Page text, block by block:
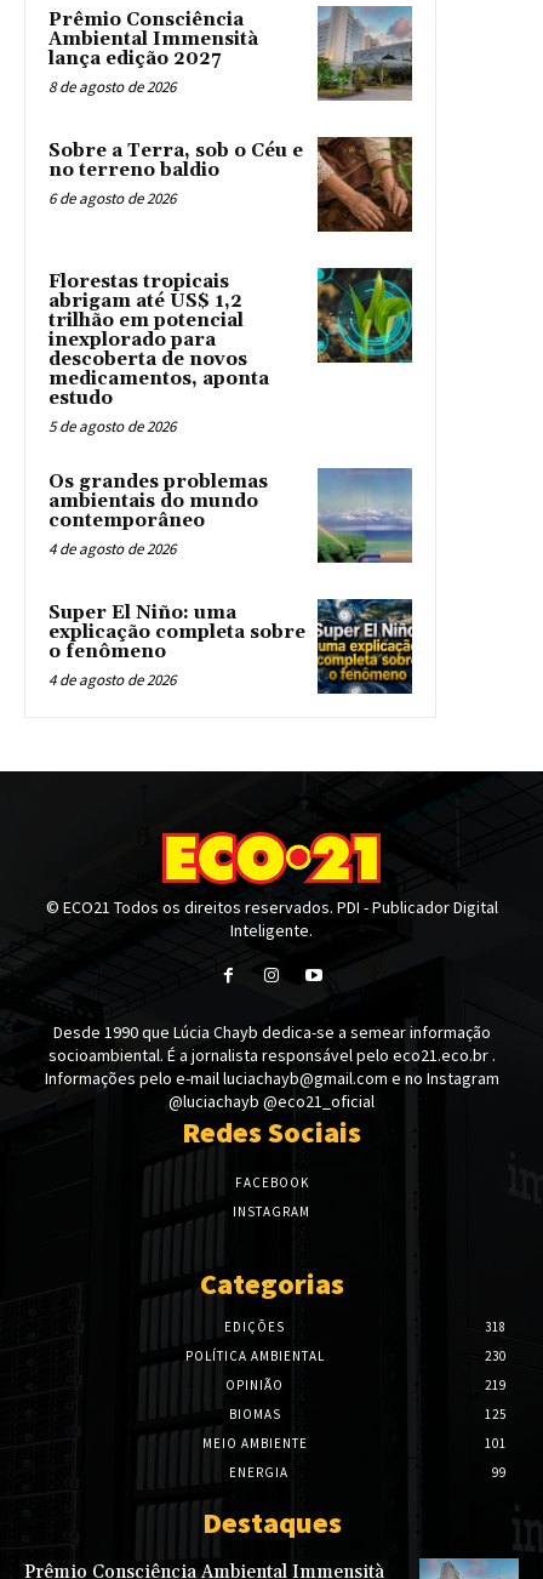
Prêmio Consciência
Ambiental Immensità
lança edição 2027
8 de agosto de 2026
Sobre a Terra, sob o Céu e
no terreno baldio
6 de agosto de 2026
Florestas tropicais
abrigam até US$ 1,2
trilhão em potencial
inexplorado para
descoberta de novos
medicamentos, aponta
estudo
5 de agosto de 2026
Os grandes problemas
ambientais do mundo
contemporâneo
4 de agosto de 2026
Super El Niño: uma
explicação completa sobre
o fenômeno
4 de agosto de 2026
© ECO21 Todos os direitos reservados. PDI - Publicador Digital
Inteligente.
Desde 1990 que Lúcia Chayb dedica-se a semear informação
socioambiental. É a jornalista responsável pelo eco21.eco.br .
Informações pelo e-mail luciachayb@gmail.com e no Instagram
@luciachayb @eco21_oficial
Redes Sociais
FACEBOOK
INSTAGRAM
Categorias
EDIÇÕES
318
POLÍTICA AMBIENTAL
230
OPINIÃO
219
BIOMAS
125
MEIO AMBIENTE
101
ENERGIA
99
Destaques
Prêmio Consciência Ambiental Immensità